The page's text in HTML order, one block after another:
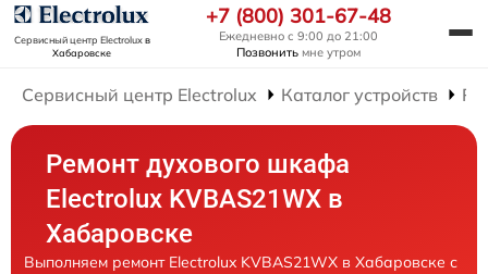
Сервисный центр Electroluxв
Хабаровске
+7 (800) 301-67-48
Ежедневно с 9:00 до 21:00
Позвонить мне утром
Сервисный центр Electrolux Каталог устройств
Ремонт духового шкафа
Electrolux KVBAS21WX в
Хабаровске
Выполняем ремонт Electrolux KVBAS21WX в Хабаровске с